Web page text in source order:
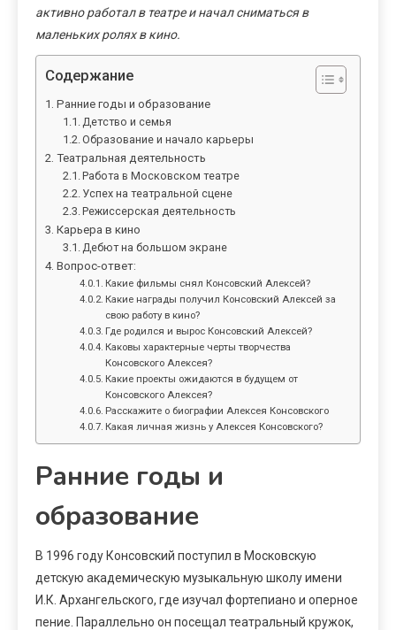
активно работал в театре и начал сниматься в
маленьких ролях в кино.
Содержание
Ранние годы и образование
Детство и семья
Образование и начало карьеры
Театральная деятельность
Работа в Московском театре
Успех на театральной сцене
Режиссерская деятельность
Карьера в кино
Дебют на большом экране
Вопрос-ответ:
Какие фильмы снял Консовский Алексей?
Какие награды получил Консовский Алексей за
свою работу в кино?
Где родился и вырос Консовский Алексей?
Каковы характерные черты творчества
Консовского Алексея?
Какие проекты ожидаются в будущем от
Консовского Алексея?
Расскажите о биографии Алексея Консовского
Какая личная жизнь у Алексея Консовского?
Ранние годы и
образование
В 1996 году Консовский поступил в Московскую
детскую академическую музыкальную школу имени
И.К. Архангельского, где изучал фортепиано и оперное
пение. Параллельно он посещал театральный кружок,